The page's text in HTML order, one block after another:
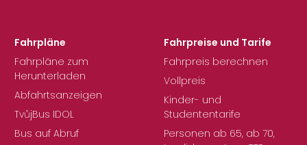
Fahrpläne
Fahrpläne zum
Herunterladen
Abfahrtsanzeigen
TvůjBus IDOL
Bus auf Abruf
Fahrpreise und Tarife
Fahrpreis berechnen
Vollpreis
Kinder- und
Studententarife
Personen ab 65, ab 70,